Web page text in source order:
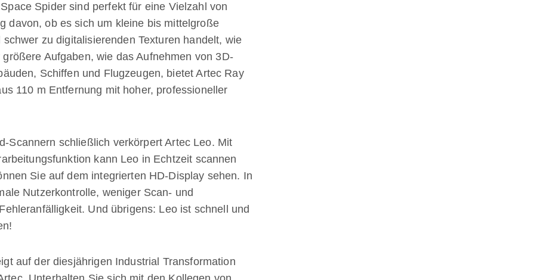
Spider sind perfekt für eine Vielzahl von
davon, ob es sich um kleine bis mittelgroße
zu digitalisierenden Texturen handelt, wie
größere Aufgaben, wie das Aufnehmen von 3D-
Schiffen und Flugzeugen, bietet Artec Ray
110 m Entfernung mit hoher, professioneller
Scannern schließlich verkörpert Artec Leo. Mit
kann Leo in Echtzeit scannen
Sie auf dem integrierten HD-Display sehen. In
Nutzerkontrolle, weniger Scan- und
Und übrigens: Leo ist schnell und
auf der diesjährigen Industrial Transformation